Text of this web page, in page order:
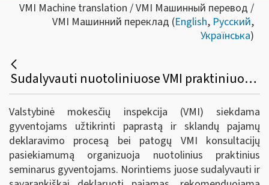
VMI Machine translation / VMI Машинный перевод /
VMI Машинний переклад (English, Русский,
Українська)
Sudalyvauti nuotoliniuose VMI praktiniuose seminaruose dar ne vėlu - registruotis jau galima ir balandžio mėnesiui
Valstybinė mokesčių inspekcija (VMI) siekdama
gyventojams užtikrinti paprastą ir sklandų pajamų
deklaravimo procesą bei patogų VMI konsultacijų
pasiekiamumą organizuoja nuotolinius praktinius
seminarus gyventojams. Norintiems juose sudalyvauti ir